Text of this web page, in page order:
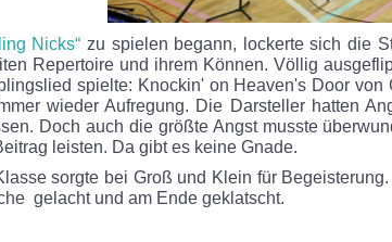
Nicks“ zu spielen begann, lockerte sich die
Repertoire und ihrem Können. Völlig
spielte: Knockin' on Heaven's Door
wieder Aufregung. Die Darsteller hatten
Doch auch die größte Angst musste
leisten. Da gibt es keine Gnade.
sorgte bei Groß und Klein für
gelacht und am Ende geklatscht.